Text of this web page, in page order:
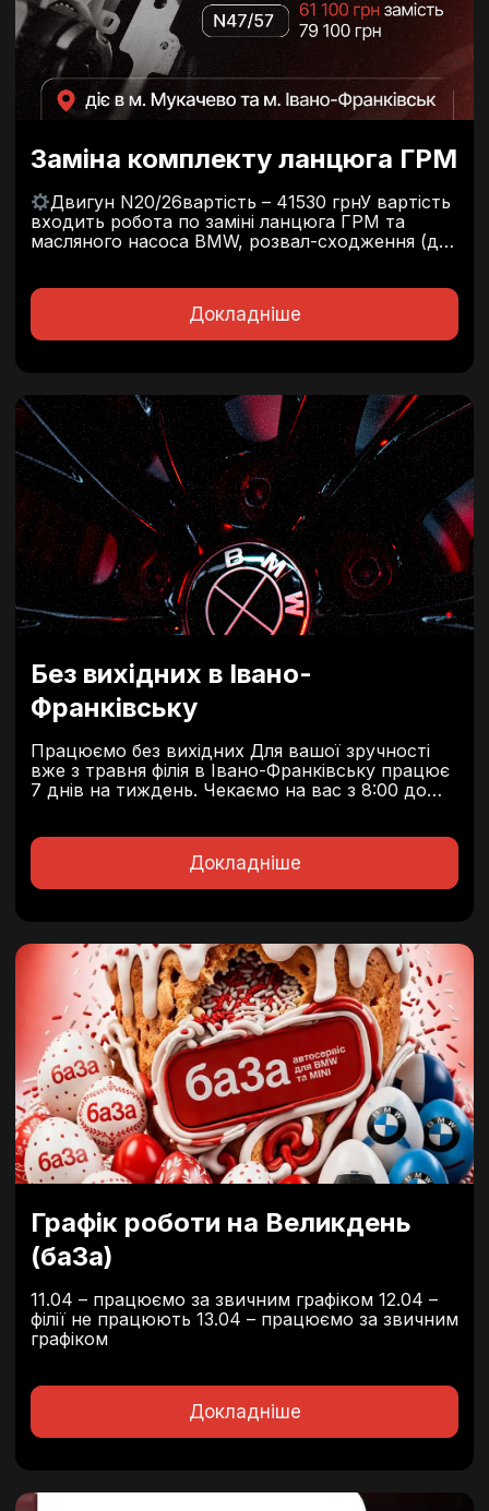
Заміна комплекту ланцюга ГРМ
Двигун N20/26вартість – 41530 грнУ вартість
входить робота по заміні ланцюга ГРМ та
масляного насоса BMW, розвал-сходження (дві
ланцюга ГРМ та масляного насоса BMW,
розвал-сходження (дві вісі)...
Докладніше
Без вихідних в Івано-
Франківську
Працюємо без вихідних Для вашої зручності
вже з травня філія в Івано-Франківську працює
7 днів на тиждень. Чекаємо на вас з 8:00 до
Докладніше
Графік роботи на Великдень
(баЗа)
11.04 – працюємо за звичним графіком 12.04 –
філії не працюють 13.04 – працюємо за звичним
графіком
Докладніше